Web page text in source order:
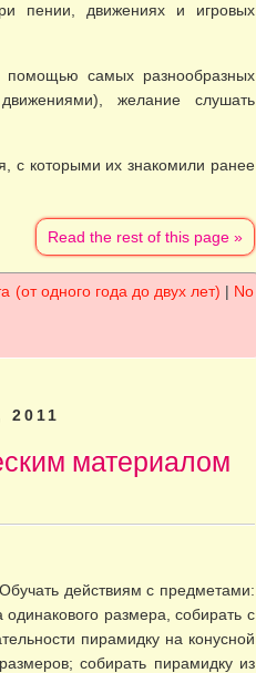
пении, движениях и игро­вых
помощью самых разно­образных
жела­ние слушать
с которыми их знако­мили ранее
Read the rest of this page »
(от одного года до двух лет) | No
2011
материалом
действиям с предметами:
размера, собирать с
пирамидку на конусной
собирать пирамидку из